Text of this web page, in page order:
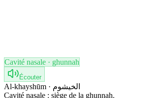
Cavité nasale · ghunnah
Écouter
Al-khayshūm · الخيشوم
Cavité nasale : siège de la ghunnah.